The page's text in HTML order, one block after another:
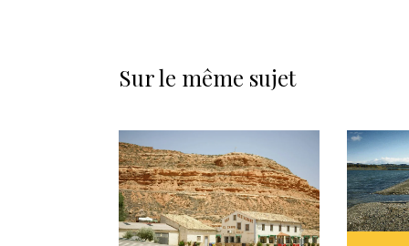
Sur le même sujet